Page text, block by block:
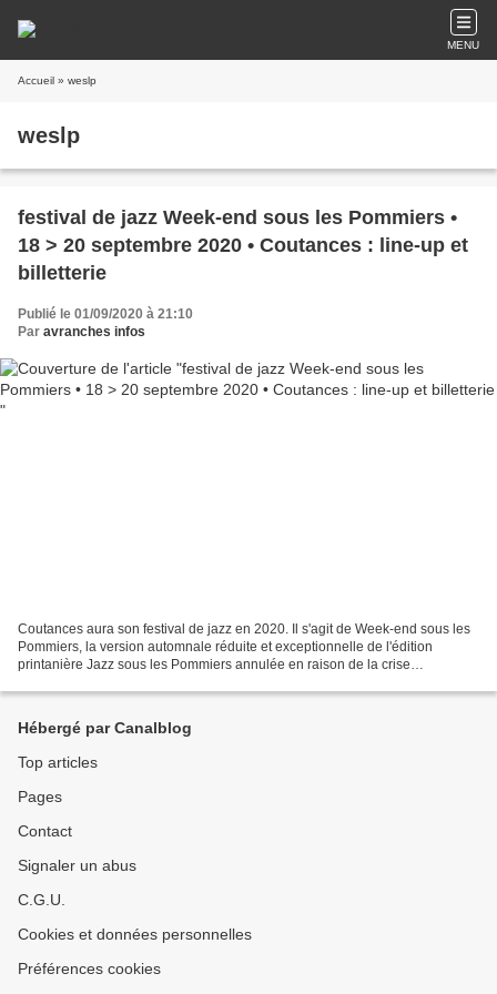
MENU
Accueil » weslp
weslp
festival de jazz Week-end sous les Pommiers •
18 > 20 septembre 2020 • Coutances : line-up et
billetterie
Publié le 01/09/2020 à 21:10
Par avranches infos
Coutances aura son festival de jazz en 2020. Il s'agit de Week-end sous les
Pommiers, la version automnale réduite et exceptionnelle de l'édition
printanière Jazz sous les Pommiers annulée en raison de la crise
Hébergé par Canalblog
Top articles
Pages
Contact
Signaler un abus
C.G.U.
Cookies et données personnelles
Préférences cookies